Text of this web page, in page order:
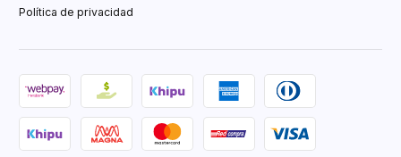
Política de privacidad